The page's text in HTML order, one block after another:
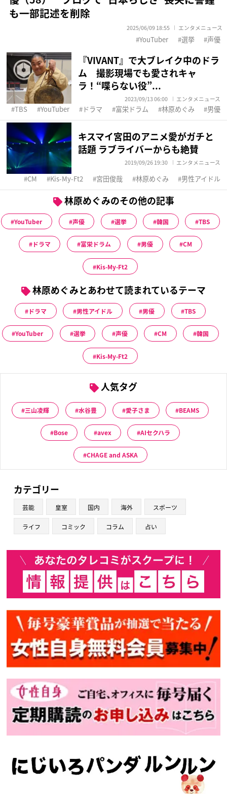
も一部記述を削除
2025/06/09 18:55 エンタメニュース
YouTuber 選挙 声優
『VIVANT』で大ブレイク中のドラ
ム 撮影現場でも愛されキャ
ラ！“喋らない役”...
2023/09/13 06:00 エンタメニュース
TBS YouTuber ドラマ 富栄ドラム 林原めぐみ 男優
キスマイ宮田のアニメ愛がガチと
話題 ラブライバーからも絶賛
2019/09/26 19:30 エンタメニュース
CM Kis-My-Ft2 宮田俊哉 林原めぐみ 男性アイドル
林原めぐみのその他の記事
YouTuber 声優 選挙 韓国 TBS
ドラマ 富栄ドラム 男優 CM
Kis-My-Ft2
林原めぐみとあわせて読まれているテーマ
ドラマ 男性アイドル 男優 TBS
YouTuber 選挙 声優 CM 韓国
Kis-My-Ft2
人気タグ
三山凌輝 水谷豊 愛子さま BEAMS
Bose avex AIセクハラ
CHAGE and ASKA
カテゴリー
芸能 皇室 国内 海外 スポーツ
ライフ コミック コラム 占い